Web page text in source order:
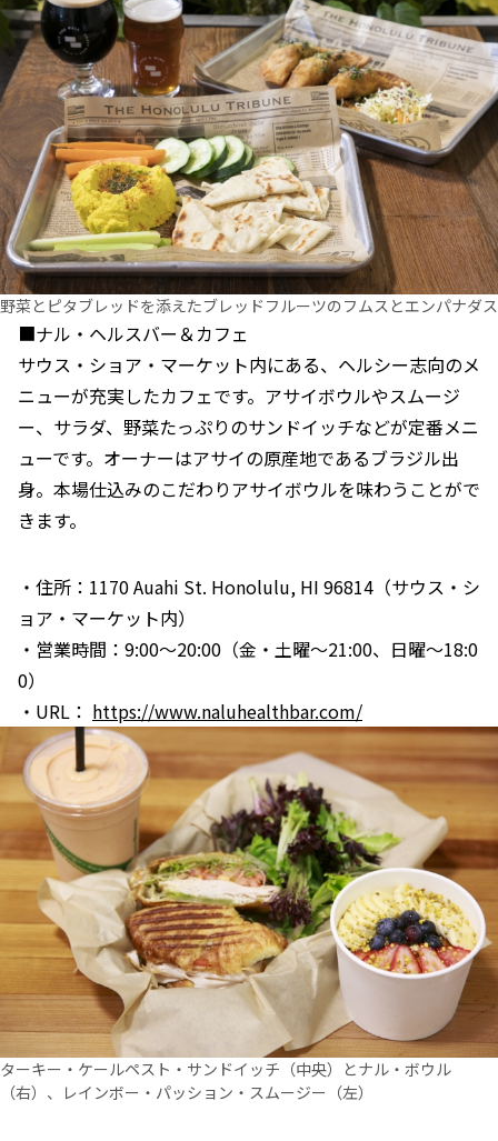
野菜とピタブレッドを添えたブレッドフルーツのフムスとエンパナダス
■ナル・ヘルスバー＆カフェ
サウス・ショア・マーケット内にある、ヘルシー志向のメ
ニューが充実したカフェです。アサイボウルやスムージ
ー、サラダ、野菜たっぷりのサンドイッチなどが定番メニ
ューです。オーナーはアサイの原産地であるブラジル出
身。本場仕込みのこだわりアサイボウルを味わうことがで
きます。
・住所：1170 Auahi St. Honolulu, HI 96814（サウス・シ
ョア・マーケット内）
・営業時間：9:00～20:00（金・土曜～21:00、日曜～18:0
0）
・URL： https://www.naluhealthbar.com/
ターキー・ケールペスト・サンドイッチ（中央）とナル・ボウル
（右）、レインボー・パッション・スムージー（左）